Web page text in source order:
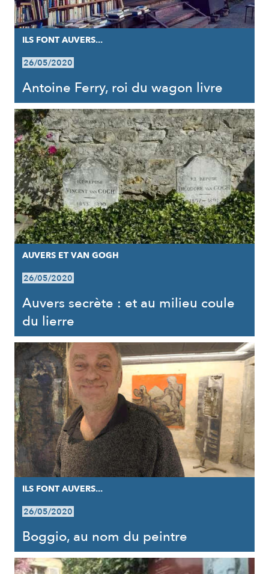
ILS FONT AUVERS...
26/05/2020
Antoine Ferry, roi du wagon livre
AUVERS ET VAN GOGH
26/05/2020
Auvers secrète : et au milieu coule
du lierre
ILS FONT AUVERS...
26/05/2020
Boggio, au nom du peintre